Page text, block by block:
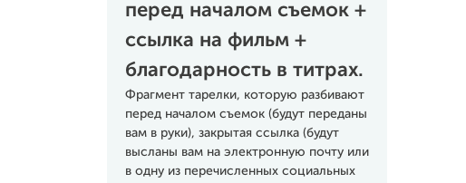
перед началом съемок +
ссылка на фильм +
благодарность в титрах.
Фрагмент тарелки, которую разбивают
перед началом съемок (будут переданы
вам в руки), закрытая ссылка (будут
высланы вам на электронную почту или
в одну из перечисленных социальных